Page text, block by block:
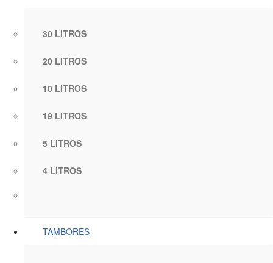
30 LITROS
20 LITROS
10 LITROS
19 LITROS
5 LITROS
4 LITROS
TAMBORES